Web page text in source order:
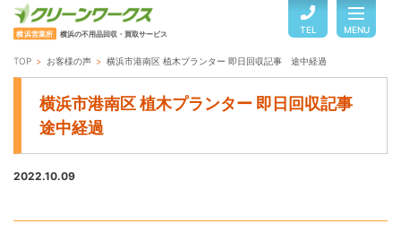
横浜営業所 横浜の不用品回収・買取サービス TEL MENU
TOP
TOP お客様の声 横浜市港南区 植木プランター 即日回収記事 途中経過
横浜市港南区 植木プランター 即日回収記事
途中経過
2022.10.09